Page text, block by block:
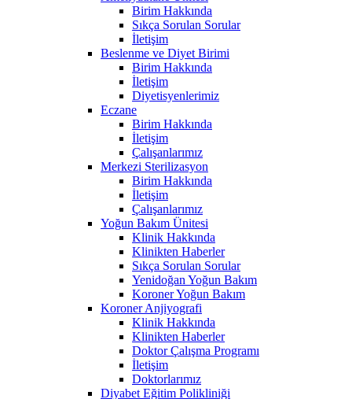
Birim Hakkında
Sıkça Sorulan Sorular
İletişim
Beslenme ve Diyet Birimi
Birim Hakkında
İletişim
Diyetisyenlerimiz
Eczane
Birim Hakkında
İletişim
Çalışanlarımız
Merkezi Sterilizasyon
Birim Hakkında
İletişim
Çalışanlarımız
Yoğun Bakım Ünitesi
Klinik Hakkında
Klinikten Haberler
Sıkça Sorulan Sorular
Yenidoğan Yoğun Bakım
Koroner Yoğun Bakım
Koroner Anjiyografi
Klinik Hakkında
Klinikten Haberler
Doktor Çalışma Programı
İletişim
Doktorlarımız
Diyabet Eğitim Polikliniği